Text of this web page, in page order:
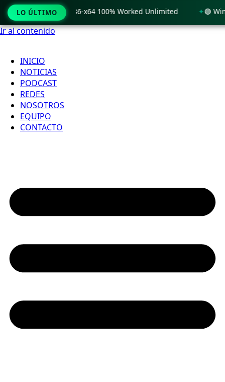
Ir al contenido
INICIO
NOTICIAS
PODCAST
REDES
NOSOTROS
EQUIPO
CONTACTO
LO ÚLTIMO
11 x86-x64 100% Worked Unlimited 🟢 WinRAR